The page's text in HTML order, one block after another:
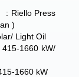
Press
)
Light Oil
1660 kW/
kW